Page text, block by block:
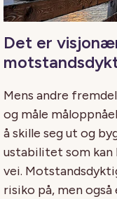
Det er
Mens andre
og måle
å skille seg ut og
ustabilitet som kan
vei.
risiko på, men